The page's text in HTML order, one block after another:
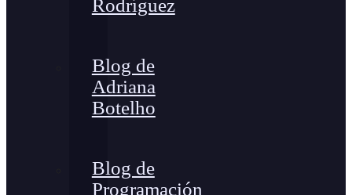
Rodríguez
Blog de
Adriana
Botelho
Blog de
Programación